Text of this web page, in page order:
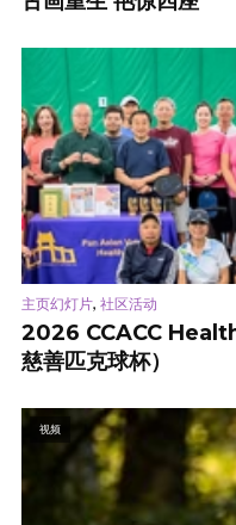
主页幻灯片, 社区活动
2026 CCACC
慈善匹克球杯）
视频